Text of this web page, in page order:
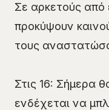
Σε αρκετούς
προκύψουν
τους
Στις 16: Σήμερα
ενδέχεται να